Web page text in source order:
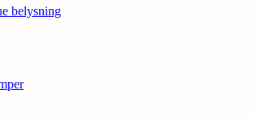
belysning